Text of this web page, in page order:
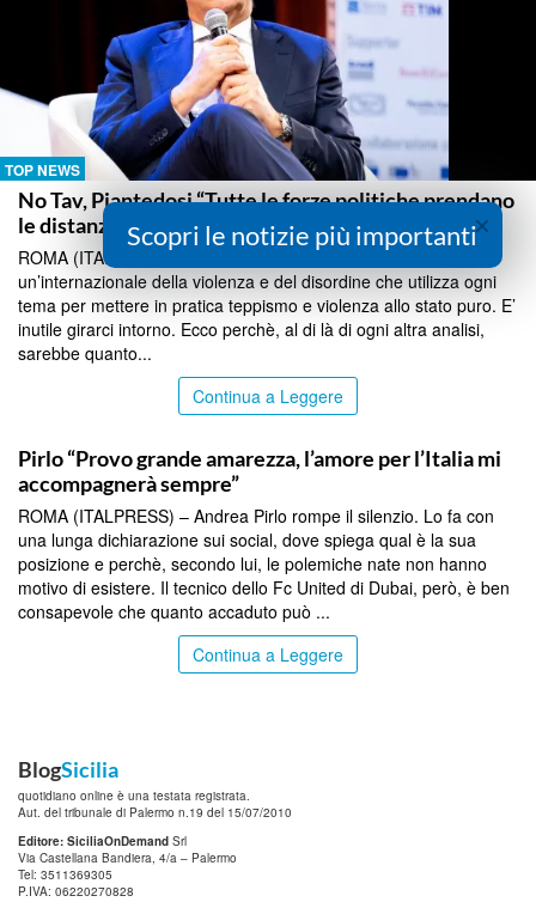
TOP NEWS
No Tav, Piantedosi “Tutte le forze politiche prendano
le distanze”
ROMA (ITALPRESS) – “Ormai è chiaro a tutti che esiste
un’internazionale della violenza e del disordine che utilizza ogni
tema per mettere in pratica teppismo e violenza allo stato puro. E’
inutile girarci intorno. Ecco perchè, al di là di ogni altra analisi,
sarebbe quanto...
Continua a Leggere
Pirlo “Provo grande amarezza, l’amore per l’Italia mi
accompagnerà sempre”
ROMA (ITALPRESS) – Andrea Pirlo rompe il silenzio. Lo fa con
una lunga dichiarazione sui social, dove spiega qual è la sua
posizione e perchè, secondo lui, le polemiche nate non hanno
motivo di esistere. Il tecnico dello Fc United di Dubai, però, è ben
consapevole che quanto accaduto può ...
Continua a Leggere
BlogSicilia
quotidiano online è una testata registrata.
Aut. del tribunale di Palermo n.19 del 15/07/2010
Editore: SiciliaOnDemand Srl
Via Castellana Bandiera, 4/a – Palermo
Tel: 3511369305
P.IVA: 06220270828
×
Scopri le notizie più importanti